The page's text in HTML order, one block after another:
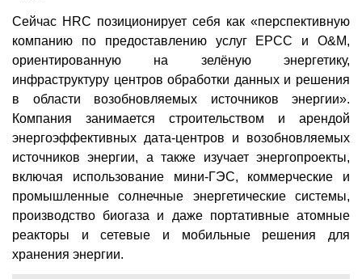
Сейчас HRC позиционирует себя как «перспективную
компанию по предоставлению услуг EPCC и O&M,
ориентированную на зелёную энергетику,
инфраструктуру центров обработки данных и решения
в области возобновляемых источников энергии».
Компания занимается строительством и арендой
энергоэффективных дата-центров и возобновляемых
источников энергии, а также изучает энергопроекты,
включая использование мини-ГЭС, коммерческие и
промышленные солнечные энергетические системы,
производство биогаза и даже портативные атомные
реакторы и сетевые и мобильные решения для
хранения энергии.